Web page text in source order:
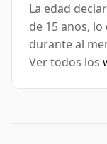
La edad
de 15 anos,
durante al
Ver todos los